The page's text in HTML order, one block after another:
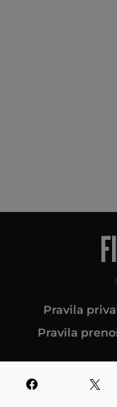
Pravila
Pravila